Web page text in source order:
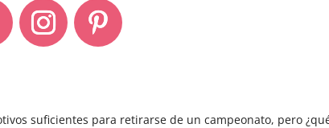
suficientes para retirarse de un campeonato, pero